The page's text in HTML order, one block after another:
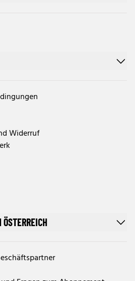
Widerruf